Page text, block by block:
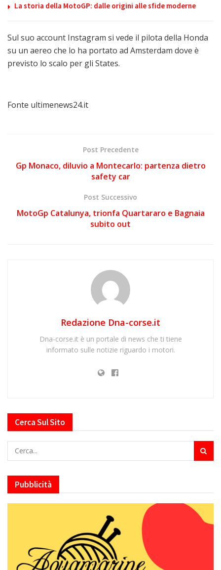
La storia della MotoGP: dalle origini alle sfide moderne
Sul suo account Instagram si vede il pilota della Honda
su un aereo che lo ha portato ad Amsterdam dove è
previsto lo scalo per gli States.
Fonte ultimenews24.it
Post Precedente
Gp Monaco, diluvio a Montecarlo: partenza dietro
safety car
Post Successivo
MotoGp Catalunya, trionfa Quartararo e Bagnaia
subito out
Redazione Dna-corse.it
Dna-corse.it è un portale di news che ti tiene
informato sulle notizie riguardo i motori.
Cerca Sul Sito
Pubblicità